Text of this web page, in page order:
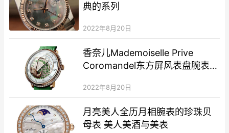
典的系列
2022年8月20日
香奈儿Mademoiselle Prive
Coromandel东方屏风表盘腕表系
2022年8月20日
月亮美人全历月相腕表的珍珠贝
母表 美人美酒与美表